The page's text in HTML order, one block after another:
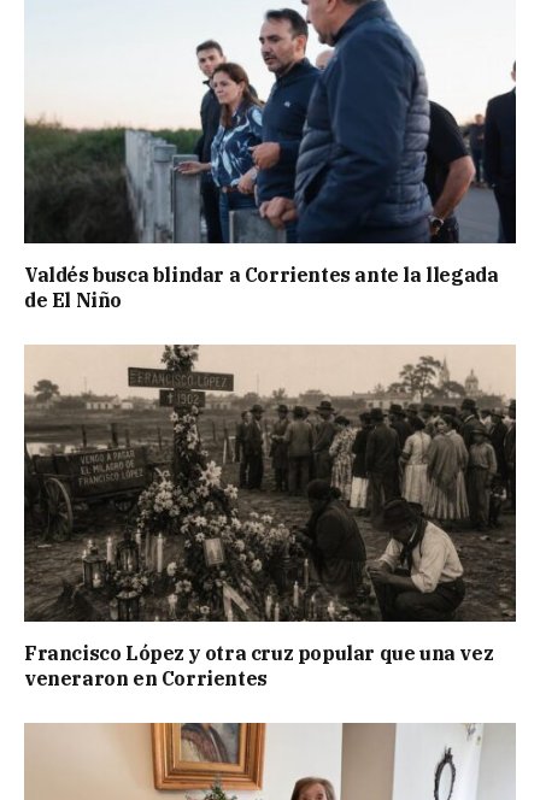
Valdés busca blindar a Corrientes ante la llegada
de El Niño
Francisco López y otra cruz popular que una vez
veneraron en Corrientes